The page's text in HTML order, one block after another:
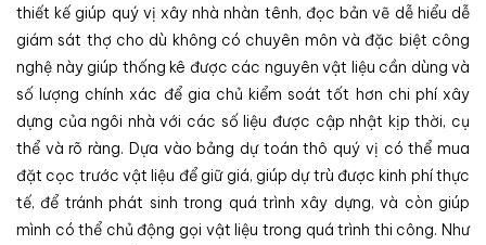
thiết kế giúp quý vị xây nhà nhàn tênh, đọc bản vẽ dễ hiểu dễ
giám sát thợ cho dù không có chuyên môn và đặc biệt công
nghệ này giúp thống kê được các nguyên vật liệu cần dùng và
số lượng chính xác để gia chủ kiểm soát tốt hơn chi phí xây
dựng của ngôi nhà với các số liệu được cập nhật kịp thời, cụ
thể và rõ ràng. Dựa vào bảng dự toán thô quý vị có thể mua
đặt cọc trước vật liệu để giữ giá, giúp dự trù được kinh phí thực
tế, để tránh phát sinh trong quá trình xây dựng, và còn giúp
mình có thể chủ động gọi vật liệu trong quá trình thi công. Như